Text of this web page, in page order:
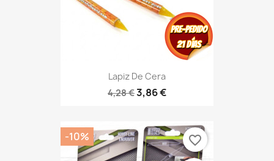
Lapiz De Cera
4,28 €3,86 €
-10% favorite_border